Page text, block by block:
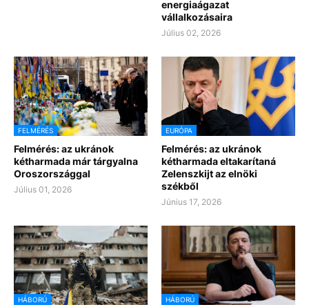
energiaágazat
vállalkozásaira
Július 02, 2026
FELMÉRÉS
Felmérés: az ukránok
kétharmada már tárgyalna
Oroszországgal
Július 01, 2026
EURÓPA
Felmérés: az ukránok
kétharmada eltakarítaná
Zelenszkijt az elnöki
székből
Június 17, 2026
HÁBORÚ HÁBORÚ